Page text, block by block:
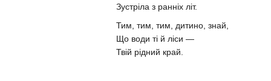
Зустріла з ранніх літ.
Тим, тим, тим, дитино, знай,
Що води ті й ліси —
Твій рідний край.